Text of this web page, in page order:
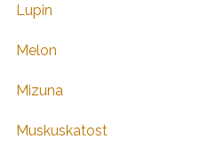
Lupin
Melon
Mizuna
Muskuskatost